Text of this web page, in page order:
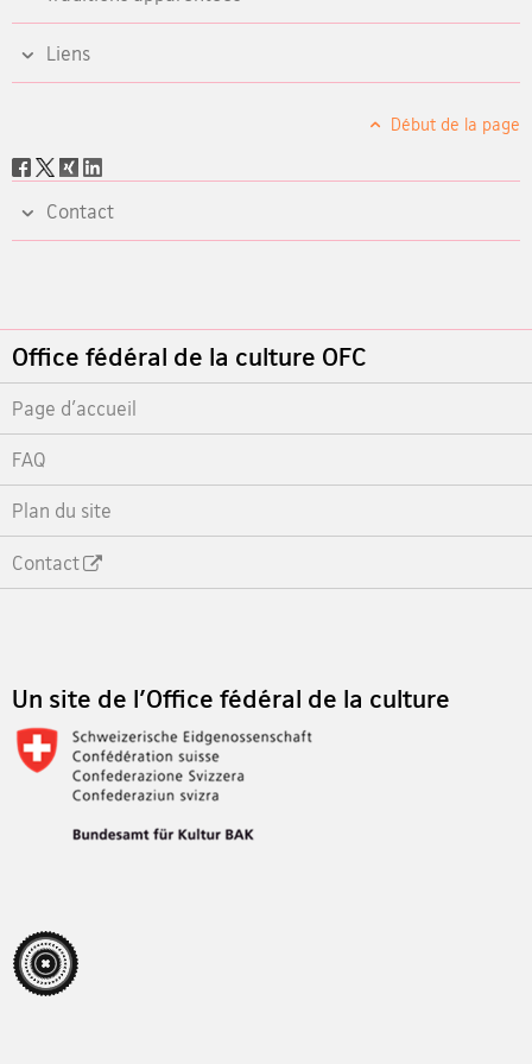
Liens
Début de la page
Social
Contact
Footer
Office fédéral de la culture OFC
Page d'accueil
FAQ
Plan du site
Contact
Un site de l'Office fédéral de la culture